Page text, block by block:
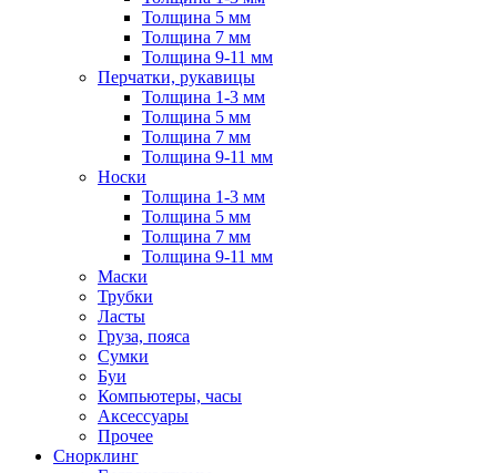
Толщина 5 мм
Толщина 7 мм
Толщина 9-11 мм
Перчатки, рукавицы
Толщина 1-3 мм
Толщина 5 мм
Толщина 7 мм
Толщина 9-11 мм
Носки
Толщина 1-3 мм
Толщина 5 мм
Толщина 7 мм
Толщина 9-11 мм
Маски
Трубки
Ласты
Груза, пояса
Сумки
Буи
Компьютеры, часы
Аксессуары
Прочее
Снорклинг